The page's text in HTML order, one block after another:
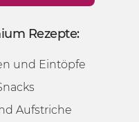
Rezepte:
und Eintöpfe
Aufstriche